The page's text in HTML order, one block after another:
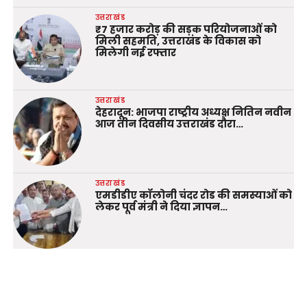
उत्तराखंड
₹7 हजार करोड़ की सड़क परियोजनाओं को
मिली सहमति, उत्तराखंड के विकास को
मिलेगी नई रफ्तार
उत्तराखंड
देहरादून: भाजपा राष्ट्रीय अध्यक्ष नितिन नवीन
आज तीन दिवसीय उत्तराखंड दौरा…
उत्तराखंड
एमडीडीए कॉलोनी चंदर रोड की समस्याओं को
लेकर पूर्व मंत्री ने दिया ज्ञापन…